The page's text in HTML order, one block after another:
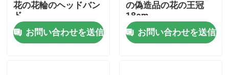
花の花輪のヘッドバン
ド
お問い合わせを送信
の偽造品の花の王冠
18cm
お問い合わせを送信